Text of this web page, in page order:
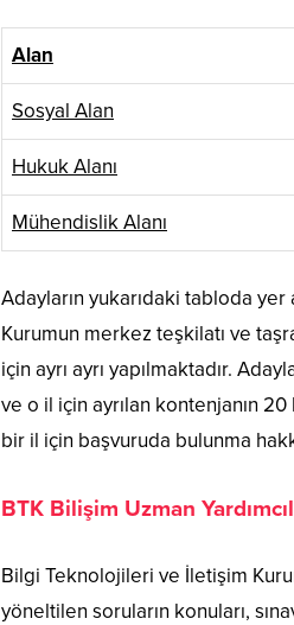
Alan
Sosyal Alan
Hukuk Alanı
Mühendislik Alanı
Adayların yukarıdaki tabloda
Kurumun merkez teşkilatı ve
için ayrı ayrı yapılmaktadır.
ve o il için ayrılan kontenjanın 20
bir il için başvuruda bulunma
BTK Bilişim Uzman
Bilgi Teknolojileri ve İletişim
yöneltilen soruların konuları,